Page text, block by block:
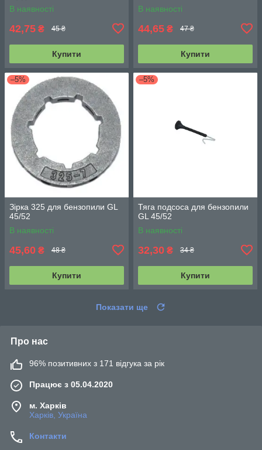
В наявності
42,75 ₴ 45 ₴
Купити
В наявності
44,65 ₴ 47 ₴
Купити
–5%
Зірка 325 для бензопили GL
45/52
В наявності
45,60 ₴ 48 ₴
Купити
–5%
Тяга подсоса для бензопили
GL 45/52
В наявності
32,30 ₴ 34 ₴
Купити
Показати ще
Про нас
96% позитивних з 171 відгука за рік
Працює з 05.04.2020
м. Харків
Харків, Україна
Контакти